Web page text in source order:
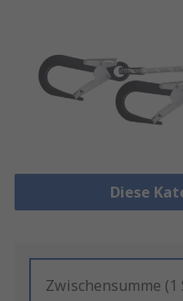
Diese
Zwischensumme (1